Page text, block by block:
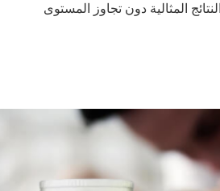
المثالية دون تجاوز المستوى